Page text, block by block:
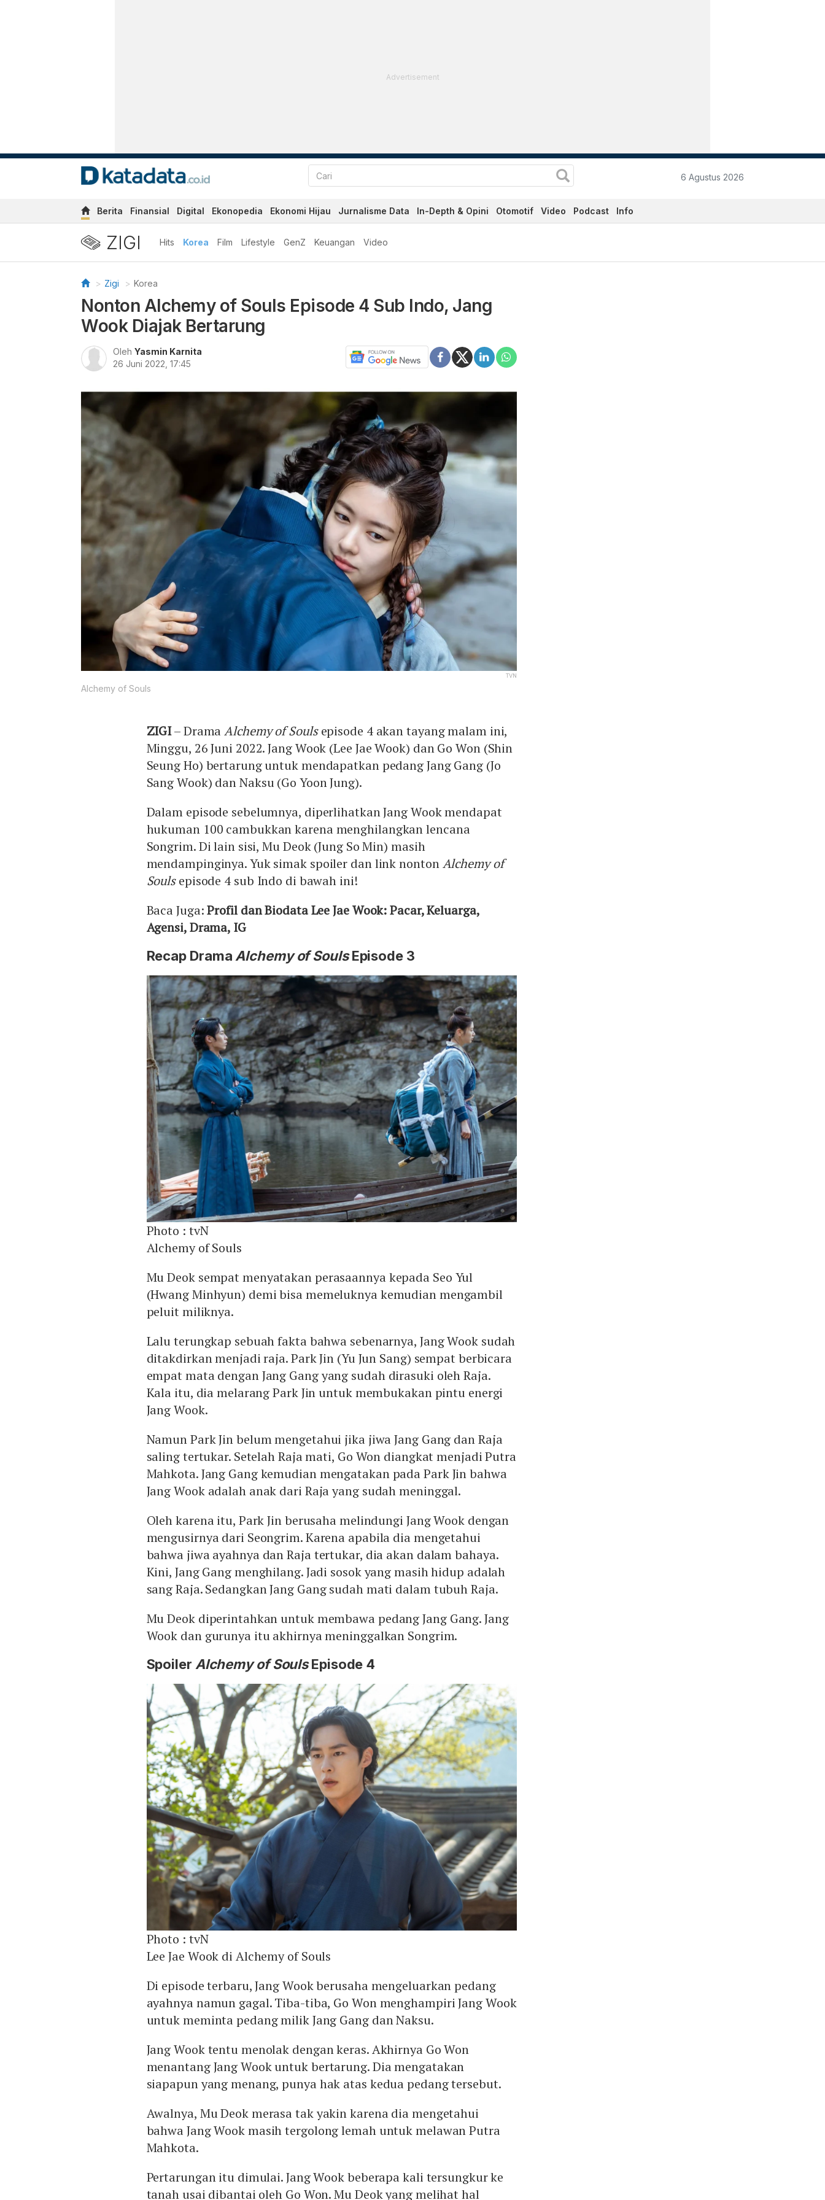
Advertisement
6 Agustus 2026
Berita Finansial Digital Ekonopedia Ekonomi Hijau Jurnalisme Data In-Depth & Opini Otomotif Video Podcast Info
ZIGI Hits Korea Film Lifestyle GenZ Keuangan Video
Zigi Korea
Nonton Alchemy of Souls Episode 4 Sub Indo, Jang
Wook Diajak Bertarung
Oleh Yasmin Karnita
26 Juni 2022, 17:45
TVN
Alchemy of Souls
ZIGI– DramaAlchemy of Soulsepisode 4 akan tayang malam ini,
Minggu, 26 Juni 2022. Jang Wook (Lee Jae Wook) dan Go Won (Shin
Seung Ho) bertarung untuk mendapatkan pedang Jang Gang (Jo
Sang Wook) dan Naksu (Go Yoon Jung).
Dalam episode sebelumnya, diperlihatkan Jang Wook mendapat
hukuman 100 cambukkan karena menghilangkan lencana
Songrim. Di lain sisi, Mu Deok (Jung So Min) masih
mendampinginya. Yuk simak spoiler dan link nontonAlchemy of
Soulsepisode 4 sub Indo di bawah ini!
Baca Juga:Profil dan Biodata Lee Jae Wook: Pacar, Keluarga,
Agensi, Drama, IG
Recap DramaAlchemy of SoulsEpisode 3
Photo : tvN
Alchemy of Souls
Mu Deok sempat menyatakan perasaannya kepada Seo Yul
(Hwang Minhyun) demi bisa memeluknya kemudian mengambil
peluit miliknya.
Lalu terungkap sebuah fakta bahwa sebenarnya, Jang Wook sudah
ditakdirkan menjadi raja. Park Jin (Yu Jun Sang) sempat berbicara
empat mata dengan Jang Gang yang sudah dirasuki oleh Raja.
Kala itu, dia melarang Park Jin untuk membukakan pintu energi
Jang Wook.
Namun Park Jin belum mengetahui jika jiwa Jang Gang dan Raja
saling tertukar. Setelah Raja mati, Go Won diangkat menjadi Putra
Mahkota. Jang Gang kemudian mengatakan pada Park Jin bahwa
Jang Wook adalah anak dari Raja yang sudah meninggal.
Oleh karena itu, Park Jin berusaha melindungi Jang Wook dengan
mengusirnya dari Seongrim. Karena apabila dia mengetahui
bahwa jiwa ayahnya dan Raja tertukar, dia akan dalam bahaya.
Kini, Jang Gang menghilang. Jadi sosok yang masih hidup adalah
sang Raja. Sedangkan Jang Gang sudah mati dalam tubuh Raja.
Mu Deok diperintahkan untuk membawa pedang Jang Gang. Jang
Wook dan gurunya itu akhirnya meninggalkan Songrim.
Spoiler Alchemy of SoulsEpisode 4
Photo : tvN
Lee Jae Wook di Alchemy of Souls
Di episode terbaru, Jang Wook berusaha mengeluarkan pedang
ayahnya namun gagal. Tiba-tiba, Go Won menghampiri Jang Wook
untuk meminta pedang milik Jang Gang dan Naksu.
Jang Wook tentu menolak dengan keras. Akhirnya Go Won
menantang Jang Wook untuk bertarung. Dia mengatakan
siapapun yang menang, punya hak atas kedua pedang tersebut.
Awalnya, Mu Deok merasa tak yakin karena dia mengetahui
bahwa Jang Wook masih tergolong lemah untuk melawan Putra
Mahkota.
Pertarungan itu dimulai. Jang Wook beberapa kali tersungkur ke
tanah usai dibantai oleh Go Won. Mu Deok yang melihat hal